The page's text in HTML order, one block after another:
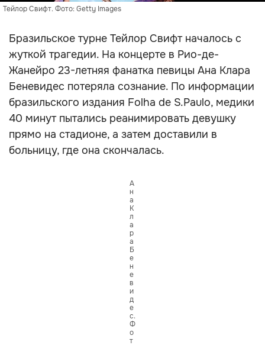
Тейлор Свифт. Фото: Getty Images
Бразильское турне Тейлор Свифт началось с
жуткой трагедии. На концерте в Рио-де-
Жанейро 23-летняя фанатка певицы Ана Клара
Беневидес потеряла сознание. По информации
бразильского издания Folha de S.Paulo, медики
40 минут пытались реанимировать девушку
прямо на стадионе, а затем доставили в
больницу, где она скончалась.
А
н
а
К
л
а
р
а
Б
е
н
е
в
и
д
е
с.
Ф
о
т